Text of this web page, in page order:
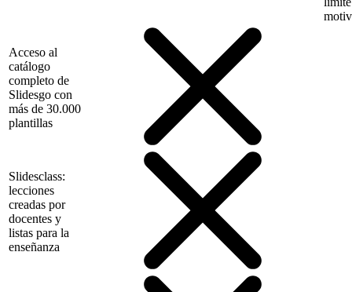
Acceso al
catálogo
completo de
Slidesgo con
más de 30.000
plantillas
Slidesclass:
lecciones
creadas por
docentes y
listas para la
enseñanza